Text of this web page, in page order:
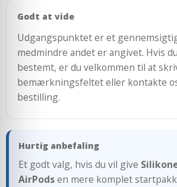
Godt at vide
Udgangspunktet er et
medmindre andet er angivet. Hvis
bestemt, er du velkommen til at
bemærkningsfeltet eller kontakte
bestilling.
Hurtig anbefaling
Et godt valg, hvis du vil give
AirPodsen mere komplet